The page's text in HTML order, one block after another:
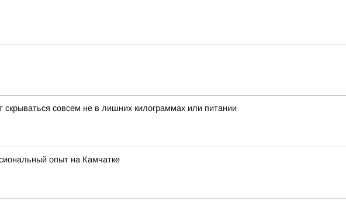
совсем не в лишних килограммах или питании
опыт на Камчатке